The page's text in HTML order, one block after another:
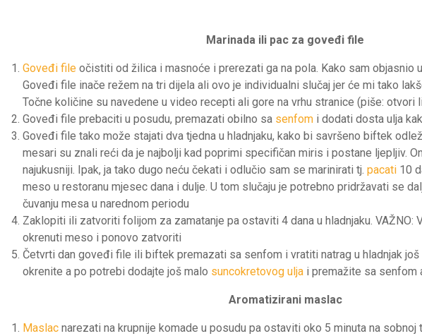
Marinada ili pac za goveđi file
Goveđi file očistiti od žilica i masnoće i prerezati ga na pola. Kako sam objasnio
Goveđi file inače režem na tri dijela ali ovo je individualni slučaj jer će mi tako
Točne količine su navedene u video recepti ali gore na vrhu stranice (piše: otvori
Goveđi file prebaciti u posudu, premazati obilno sa senfom i dodati dosta ulja
Goveđi file tako može stajati dva tjedna u hladnjaku, kako bi savršeno biftek
mesari su znali reći da je najbolji kad poprimi specifičan miris i postane ljepljiv.
najukusniji. Ipak, ja tako dugo neću čekati i odlučio sam se marinirati tj. pacati 10
meso u restoranu mjesec dana i dulje. U tom slučaju je potrebno pridržavati se
čuvanju mesa u narednom periodu
Zaklopiti ili zatvoriti folijom za zamatanje pa ostaviti 4 dana u hladnjaku. VAŽNO:
okrenuti meso i ponovo zatvoriti
Četvrti dan goveđi file ili biftek premazati sa senfom i vratiti natrag u hladnjak još
okrenite a po potrebi dodajte još malo suncokretovog ulja i premažite sa senfom
Aromatizirani maslac
Maslac narezati na krupnije komade u posudu pa ostaviti oko 5 minuta na sobnoj